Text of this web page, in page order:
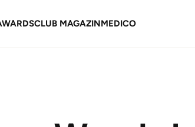
CLUB MAGAZINMEDICO